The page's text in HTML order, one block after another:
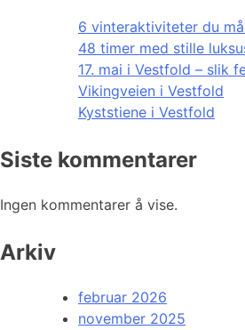
6 vinteraktiviteter du
48 timer med stille
17. mai i Vestfold – slik
Vikingveien i Vestfold
Kyststiene i Vestfold
Siste kommentarer
Ingen kommentarer å vise.
Arkiv
februar 2026
november 2025